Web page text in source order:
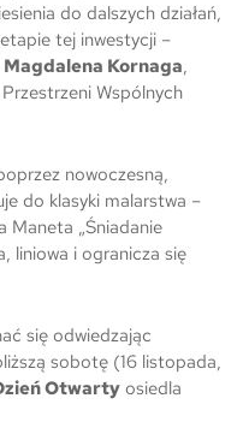
do dalszych działań,
tej inwestycji –
Magdalena Kornaga,
Wspólnych
nowoczesną,
do klasyki malarstwa –
Maneta „Śniadanie
liniowa i ogranicza się
się odwiedzając
sobotę (16 listopada,
Otwarty osiedla